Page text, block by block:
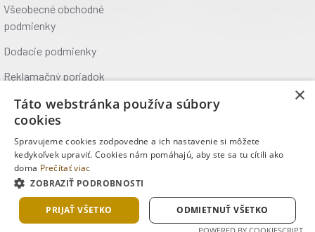
Všeobecné obchodné
podmienky
Dodacie podmienky
Reklamačný poriadok
Ochrana údajov
Kontakt
Kde nás nájdete
Copyright © 2025, MOVECO s.r.o., Všetky práva vyhradené
×
Táto webstránka používa súbory
cookies
Spravujeme cookies zodpovedne a ich nastavenie si môžete
kedykoľvek upraviť. Cookies nám pomáhajú, aby ste sa tu cítili ako
doma Prečítať viac
ZOBRAZIŤ PODROBNOSTI
PRIJAŤ VŠETKO ODMIETNUŤ VŠETKO